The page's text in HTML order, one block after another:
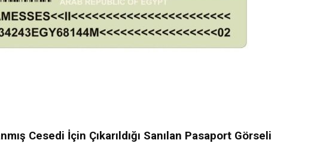
Cesedi İçin Çıkarıldığı Sanılan Pasaport Görseli